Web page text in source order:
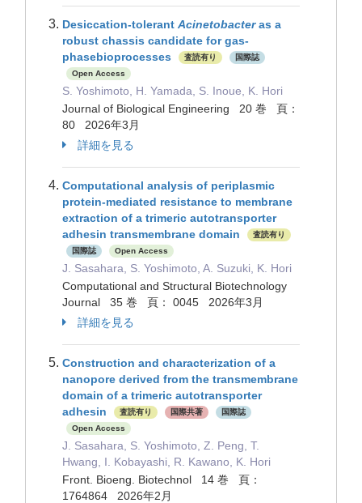
Desiccation-tolerant Acinetobacteras a
robust chassis candidate for gas-
phasebioprocesses
査読有り
国際誌
Open Access
S. Yoshimoto, H. Yamada, S. Inoue, K. Hori
Journal of Biological Engineering 20 巻 頁：
80 2026年3月
詳細を見る
Computational analysis of periplasmic
protein-mediated resistance to membrane
extraction of a trimeric autotransporter
adhesin transmembrane domain
査読有り
国際誌
Open Access
J. Sasahara, S. Yoshimoto, A. Suzuki, K. Hori
Computational and Structural Biotechnology
Journal 35 巻 頁： 0045 2026年3月
詳細を見る
Construction and characterization of a
nanopore derived from the transmembrane
domain of a trimeric autotransporter
adhesin
査読有り 国際共著
国際誌
Open Access
J. Sasahara, S. Yoshimoto, Z. Peng, T.
Hwang, I. Kobayashi, R. Kawano, K. Hori
Front. Bioeng. Biotechnol 14 巻 頁：
1764864 2026年2月